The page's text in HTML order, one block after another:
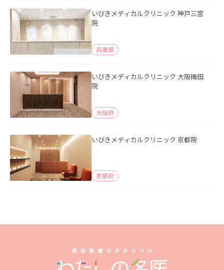
いびきメディカルクリニック 神戸三宮
院
兵庫県
いびきメディカルクリニック 大阪梅田
院
大阪府
いびきメディカルクリニック 京都院
京都府